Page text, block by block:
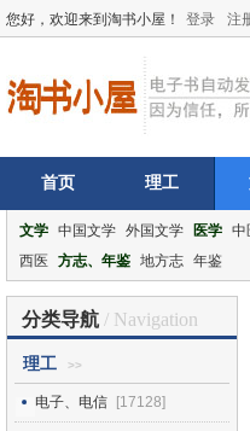
您好，欢迎来到淘书小屋！ 登录 注
首页 理工
文学 中国文学 外国文学 医学 中
西医
方志、年鉴 地方志 年鉴
分类导航 / Navigation
理工 >>
电子、电信 [17128]